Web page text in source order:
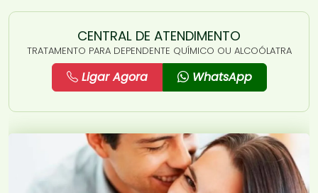
CENTRAL DE ATENDIMENTO
TRATAMENTO PARA DEPENDENTE QUÍMICO OU ALCOÓLATRA
Ligar Agora WhatsApp